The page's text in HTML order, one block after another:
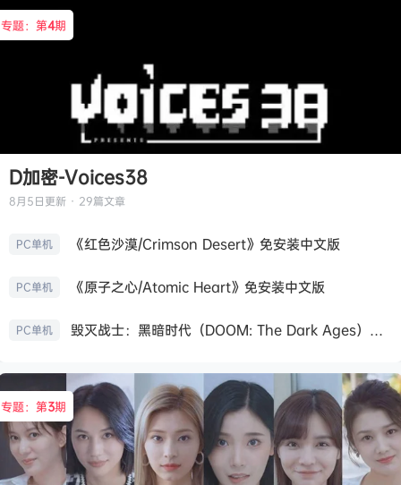
专题：第4期
D加密-Voices38
8月5日更新 · 29篇文章
PC单机 《红色沙漠/Crimson Desert》免安装中文版
PC单机 《原子之心/Atomic Heart》免安装中文版
PC单机 毁灭战士：黑暗时代（DOOM: The Dark Ages）免安装中文版
专题：第3期